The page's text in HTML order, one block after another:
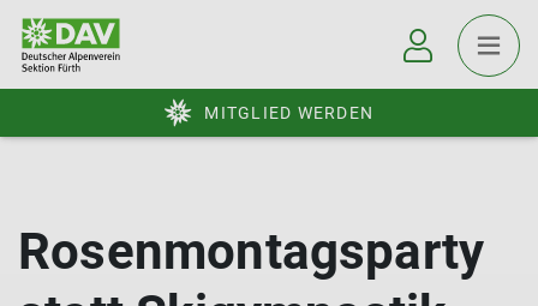
MITGLIED WERDEN
Rosenmontagsparty